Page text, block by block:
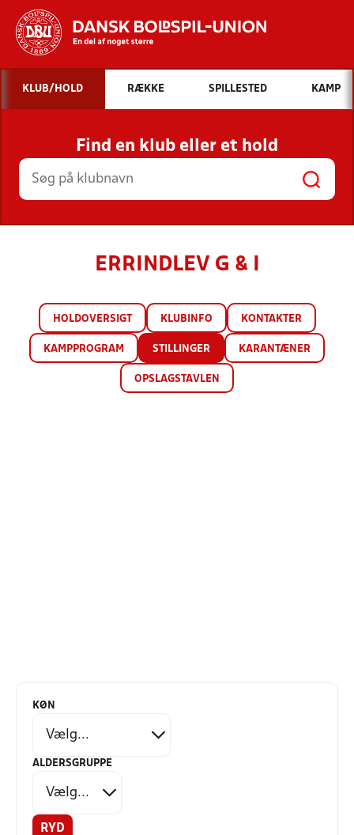
Hvad vil du søge efter?
INDHOLD OG NYHEDER
STILLINGER, RESULTATER, KLUBBER OG
HOLD
KLUB/HOLD RÆKKE SPILLESTED KAMP
Find en klub eller et hold
ERRINDLEV G & I
HOLDOVERSIGT KLUBINFO KONTAKTER
KAMPPROGRAM STILLINGER KARANTÆNER
OPSLAGSTAVLEN
KØN
ALDERSGRUPPE
RYD